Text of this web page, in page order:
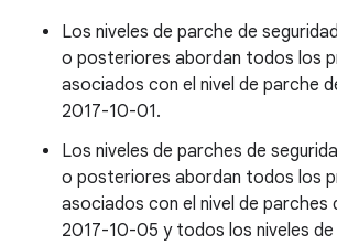
Los niveles de parche de
o posteriores abordan todos los
asociados con el nivel de parche
2017-10-01.
Los niveles de parches de
o posteriores abordan todos los
asociados con el nivel de parches
2017-10-05 y todos los niveles